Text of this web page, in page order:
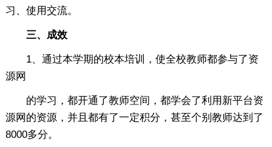
习、使用交流。
三、成效
1、通过本学期的校本培训，使全校教师都参与了资
源网
的学习，都开通了教师空间，都学会了利用新平台资
源网的资源，并且都有了一定积分，甚至个别教师达到了
8000多分。